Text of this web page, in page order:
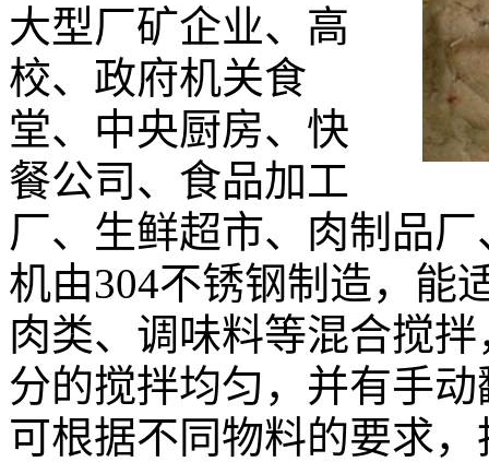
大型厂矿企业、高
校、政府机关食
堂、中央厨房、快
餐公司、食品加工
厂、生鲜超市、肉制品
机由304不锈钢制造，能
肉类、调味料等混合搅
分的搅拌均匀，并有手
可根据不同物料的要求